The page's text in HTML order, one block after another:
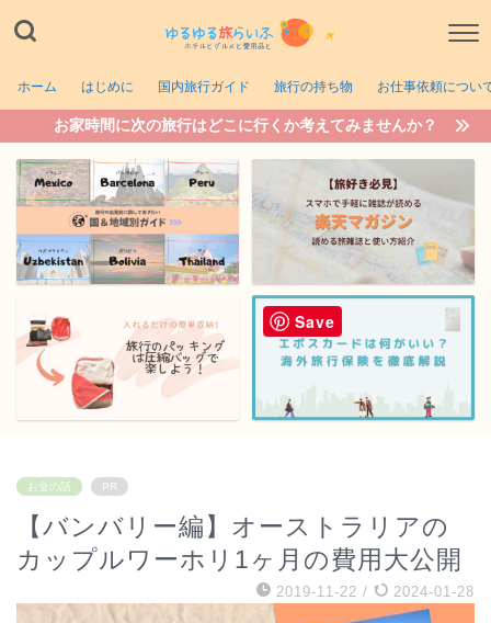
ホーム はじめに 国内旅行ガイド 旅行の持ち物 お仕事依頼につい
お家時間に次の旅行はどこに行くか考えてみませんか？
お金の話 PR
【バンバリー編】オーストラリアの
カップルワーホリ1ヶ月の費用大公開
2019-11-22 / 2024-01-28
Save